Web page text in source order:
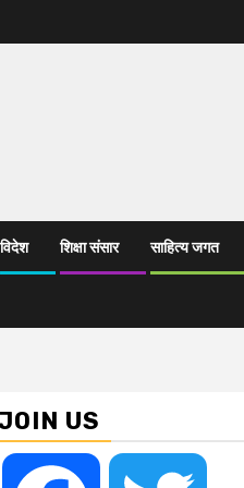
विदेश शिक्षा संसार साहित्य जगत
US